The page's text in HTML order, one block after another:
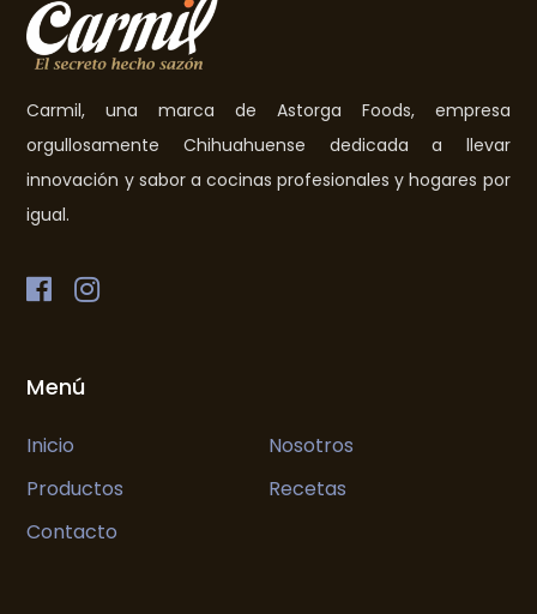
Carmil, una marca de Astorga Foods, empresa
orgullosamente Chihuahuense dedicada a llevar
innovación y sabor a cocinas profesionales y hogares por
igual.
Menú
Inicio
Nosotros
Productos
Recetas
Contacto